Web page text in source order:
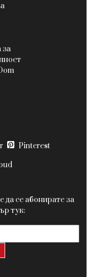
за
Pinterest
да се абонирате за
тук: